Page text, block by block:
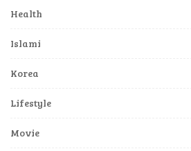
Health
Islami
Korea
Lifestyle
Movie